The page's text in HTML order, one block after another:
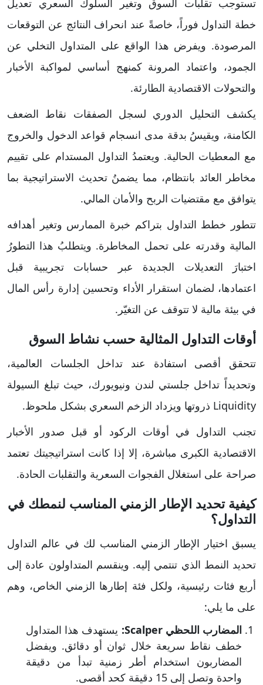
خطة التداول فوراً، خاصةً عند انحراف النتائج عن التوقعات
المرصودة. ويفرض هذا الواقع على المتداول التخلي عن
الجمود، واعتماد المرونة كمنهج أساسي لمواكبة الأخبار
والتحولات الاقتصادية الطارئة.
​يكشف التحليل الدوري لسجل الصفقات نقاط الضعف
الكامنة، ويقيسُ بدقة مدى انسجام قواعد الدخول والخروج
مع المعطيات الحالية. ويعتمدُ التداول المستدام على تقييم
مخاطر العائد بانتظام، مما يضمنُ تحديث الاستراتيجية بما
يتوافق مع مقتضيات الربح والأمان المالي.
​تتطور خطط التداول بتراكم خبرة الممارس وتغير أهدافه
المالية وقدرته على تحمل المخاطرة. ويتطلبُ هذا التطورُ
اختبارَ التعديلات الجديدة عبر حسابات تجريبية قبل
اعتمادها، لضمان استقرار الأداء وتحسين إدارة رأس المال
في بيئة مالية لا تتوقف عن التغيّر.
​أوقات التداول المثالية حسب نشاط السوق
​تتحقق أقصى استفادة عند تداخل الجلسات العالمية،
وتحديداً تداخل جلستي لندن ونيويورك، حيث تبلغ السيولة
Liquidity ذروتها ويزداد الزخم السعري بشكل ملحوظ.
تجنب التداول في أوقات الركود أو قبل صدور الأخبار
الاقتصادية الكبرى مباشرة، إلا إذا كانت استراتيجيتك تعتمد
صراحة على استغلال الفجوات السعرية والتقلبات الحادة.
كيفية ​تحديد الإطار الزمني المناسب لنمطك في
التداول؟
يسبق اختيار الإطار الزمني المناسب لك في عالم التداول
تحديد النمط الذي تنتمي إليه. وينقسم المتداولون عادة إلى
أربع فئات رئيسية، ولكل فئة إطارها الزمني الخاص، وهم
على ما يلي:
​المضارب اللحظي Scalper:
يستهدف هذا المتداول
خطف نقاط سريعة خلال ثوان أو دقائق. ويفضل
المضاربون استخدام أطر زمنية تبدأ من دقيقة
واحدة وتصل إلى 15 دقيقة كحد أقصى.